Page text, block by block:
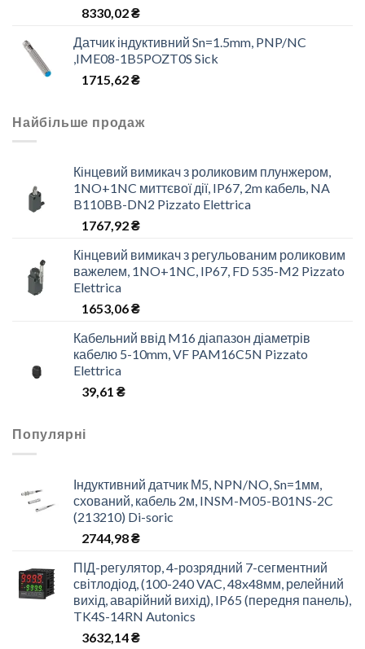
8330,02₴
Датчик індуктивний Sn=1.5mm, PNP/NC
,IME08-1B5POZT0S Sick
1715,62₴
Найбільше продаж
Кінцевий вимикач з роликовим плунжером,
1NO+1NC миттєвої дії, IP67, 2m кабель, NA
B110BB-DN2 Pizzato Elettrica
1767,92₴
Кінцевий вимикач з регульованим роликовим
важелем, 1NO+1NC, IP67, FD 535-M2 Pizzato
Elettrica
1653,06₴
Кабельний ввід M16 діапазон діаметрів
кабелю 5-10mm, VF PAM16C5N Pizzato
Elettrica
39,61 ₴
Популярні
Індуктивний датчик М5, NPN/NO, Sn=1мм,
схований, кабель 2м, INSM-M05-B01NS-2C
(213210) Di-soric
2744,98₴
ПІД-регулятор, 4-розрядний 7-сегментний
світлодіод, (100-240 VAC, 48x48мм, релейний
вихід, аварійний вихід), IP65 (передня панель),
TK4S-14RN Autonics
3632,14₴